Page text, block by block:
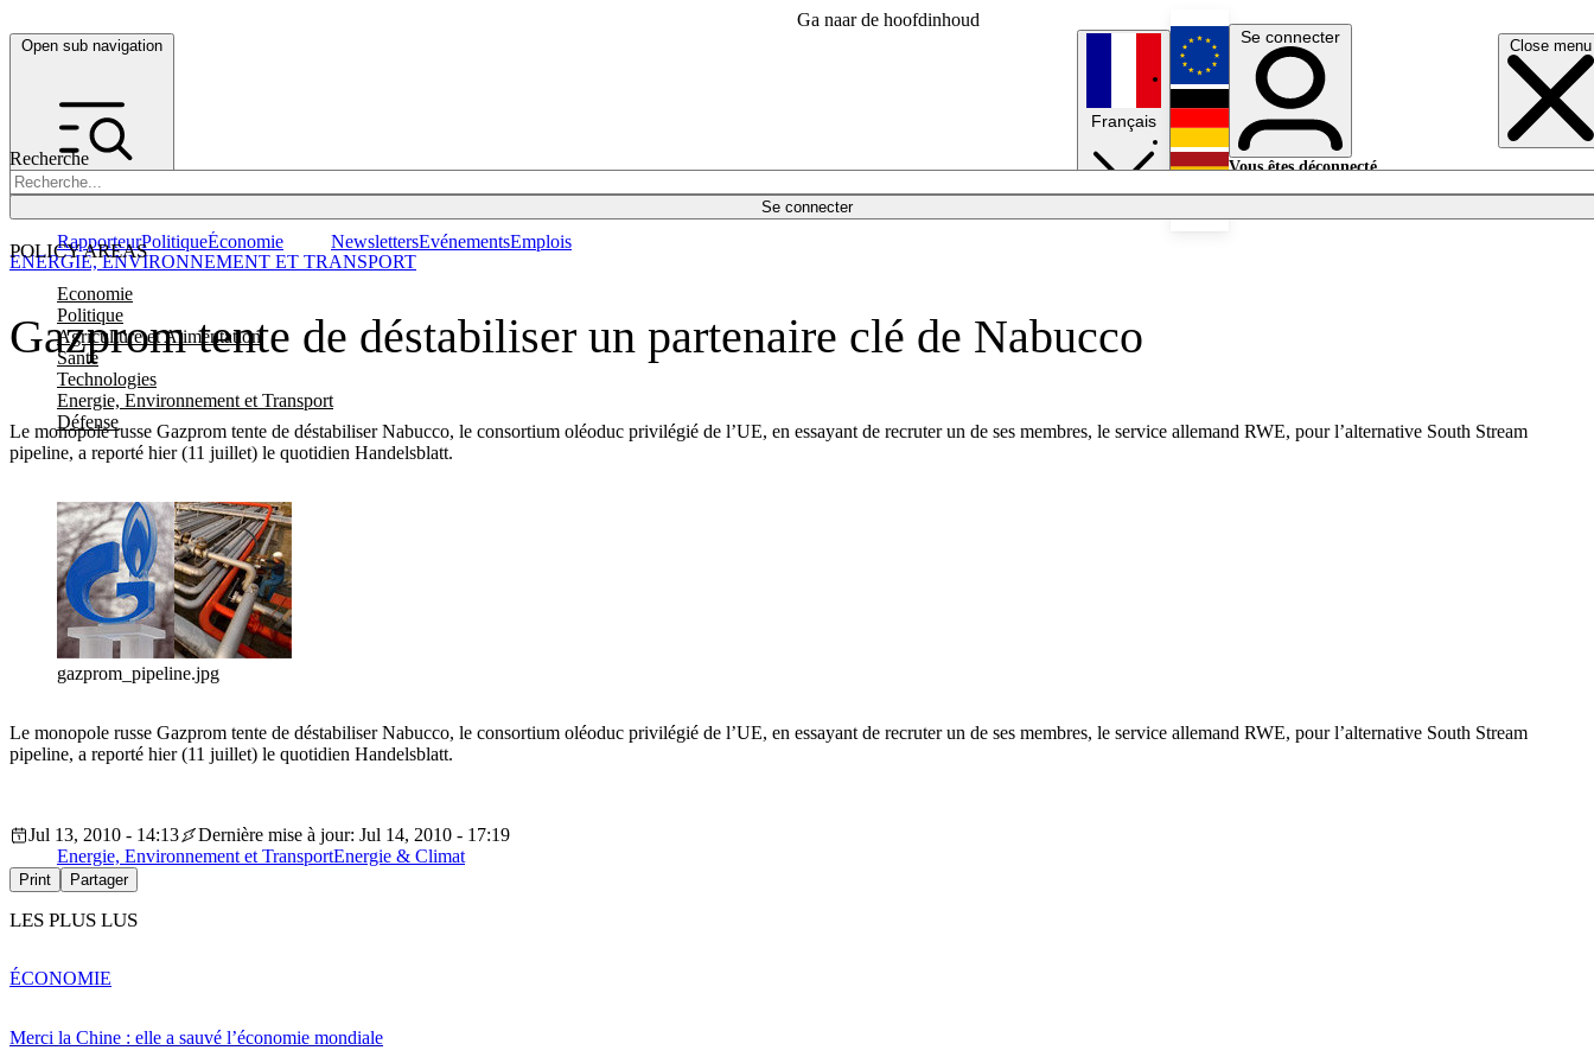
Ga naar de hoofdinhoud
Open sub navigation Close menu
Recherche
Se connecter
POLICY AREAS
Economie
Politique
Agriculture et Alimentation
Santé
Technologies
Energie, Environnement et Transport
Défense
RapporteurPolitiqueÉconomie NewslettersEvénementsEmplois
Français
English
Deutsch
Se connecter
Vous êtes déconnecté.
Gazprom tente de déstabiliser un partenaire clé de Nabucco
Le monopole russe Gazprom tente de déstabiliser Nabucco, le consortium oléoduc privilégié de l’UE, en essayant de recruter un de ses membres, le service allemand RWE, pour l’alternative South Stream
pipeline, a reporté hier (11 juillet) le quotidien Handelsblatt.
ENERGIE, ENVIRONNEMENT ET TRANSPORT
gazprom_pipeline.jpg
Le monopole russe Gazprom tente de déstabiliser Nabucco, le consortium oléoduc privilégié de l’UE, en essayant de recruter un de ses membres, le service allemand RWE, pour l’alternative South Stream
pipeline, a reporté hier (11 juillet) le quotidien Handelsblatt.
Jul 13, 2010 - 14:13
Dernière mise à jour: Jul 14, 2010 - 17:19
Energie, Environnement et TransportEnergie & Climat
Print Partager
LES PLUS LUS
Merci la Chine : elle a sauvé l’économie mondiale
ÉCONOMIE